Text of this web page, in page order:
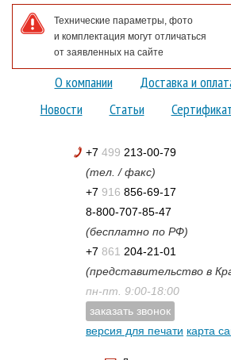
Технические параметры, фото
и комплектация могут отличаться
от заявленных на сайте
О компании Доставка и
Новости
Статьи
+7 499 213-00-79
(тел. / факс)
+7 916 856-69-17
8-800-707-85-47
(бесплатно по РФ)
+7 861 204-21-01
(представительство в
пн-пт. 9:00-18:00
заказать звонок
версия для печати карта